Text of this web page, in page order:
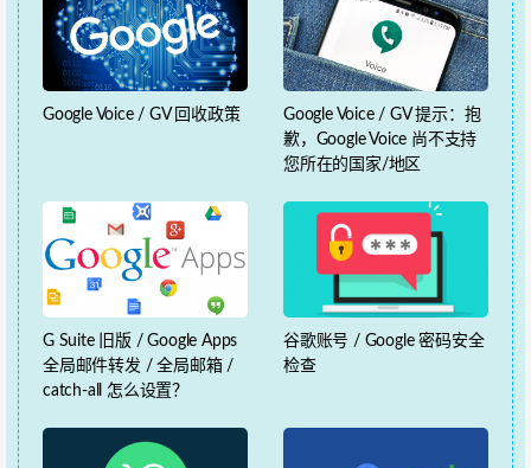
Google Voice / GV 回收政策
Google Voice / GV 提示：抱
歉，Google Voice 尚不支持
您所在的国家/地区
G Suite 旧版 / Google Apps
全局邮件转发 / 全局邮箱 /
catch-all 怎么设置？
谷歌账号 / Google 密码安全
检查